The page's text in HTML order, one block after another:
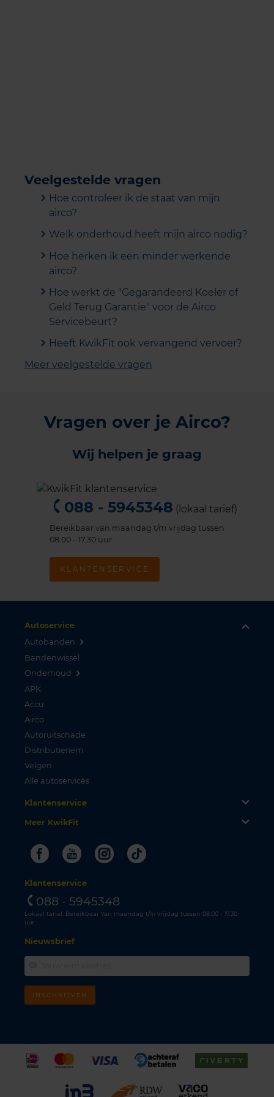
Veelgestelde vragen
Hoe controleer ik de staat van mijn
airco?
Welk onderhoud heeft mijn airco nodig?
Hoe herken ik een minder werkende
airco?
Hoe werkt de "Gegarandeerd Koeler of
Geld Terug Garantie" voor de Airco
Servicebeurt?
Heeft KwikFit ook vervangend vervoer?
Meer veelgestelde vragen
Vragen over je Airco?
Wij helpen je graag
088 - 5945348 (lokaal tarief)
Bereikbaar van maandag t/m vrijdag tussen
08.00 - 17.30 uur.
KLANTENSERVICE
Autoservice
Autobanden
Bandenwissel
Onderhoud
APK
Accu
Airco
Autoruitschade
Distributieriem
Velgen
Alle autoservices
Klantenservice
Meer KwikFit
FacebookYoutubeInstagram
Tiktok
Klantenservice
088 - 5945348
Lokaal tarief. Bereikbaar van maandag t/m vrijdag tussen 08.00 - 17.30
uur.
Nieuwsbrief
INSCHRIJVEN